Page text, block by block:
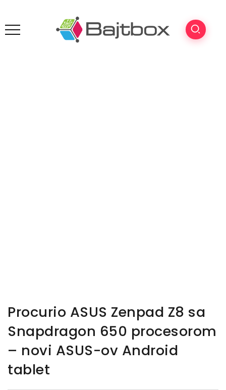
Procurio ASUS Zenpad Z8 sa
Snapdragon 650 procesorom
– novi ASUS-ov Android
tablet